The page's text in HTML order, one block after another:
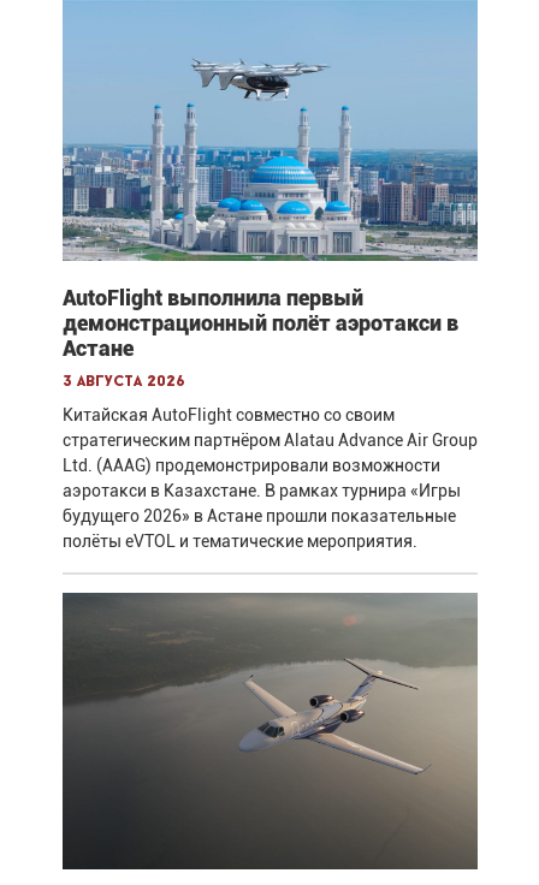
AutoFlight выполнила первый
демонстрационный полёт аэротакси в
Астане
3 августа 2026
Китайская AutoFlight совместно со своим
стратегическим партнёром Alatau Advance Air Group
Ltd. (AAAG) продемонстрировали возможности
аэротакси в Казахстане. В рамках турнира «Игры
будущего 2026» в Астане прошли показательные
полёты eVTOL и тематические мероприятия.